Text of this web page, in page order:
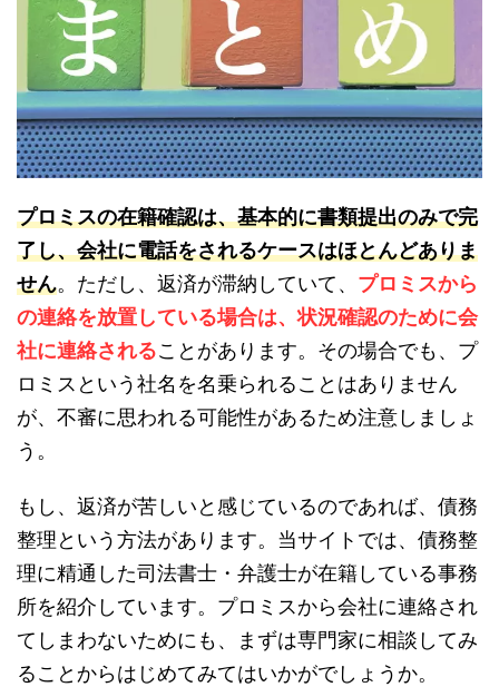
プロミスの在籍確認は、基本的に書類提出のみで完
了し、会社に電話をされるケースはほとんどありま
せん。ただし、返済が滞納していて、 プロミスから
の連絡を放置している場合は、状況確認のために会
社に連絡されることがあります。その場合でも、プ
ロミスという社名を名乗られることはありません
が、不審に思われる可能性があるため注意しましょ
う。
もし、返済が苦しいと感じているのであれば、債務
整理という方法があります。当サイトでは、債務整
理に精通した司法書士・弁護士が在籍している事務
所を紹介しています。プロミスから会社に連絡され
てしまわないためにも、まずは専門家に相談してみ
ることからはじめてみてはいかがでしょうか。